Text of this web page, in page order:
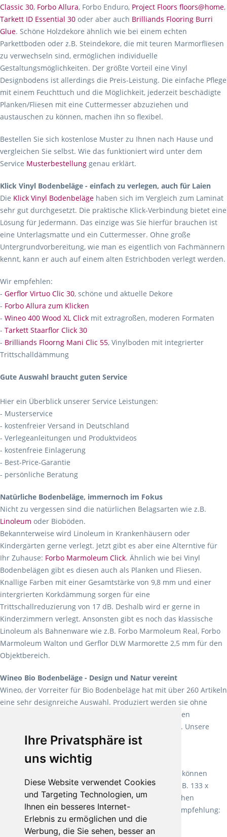
Ihre Privatsphäre ist
uns wichtig
Diese Website verwendet Cookies
und Targeting Technologien, um
Ihnen ein besseres Internet-
Erlebnis zu ermöglichen und die
Werbung, die Sie sehen, besser an
Classic 30, Forbo Allura, Forbo Enduro, Project Floors floors@home,
Tarkett ID Essential 30 oder aber auch Brilliands Flooring Burri
Glue. Schöne Holzdekore ähnlich wie bei einem echten
Parkettboden oder z.B. Steindekore, die mit teuren Marmorfliesen
zu verwechseln sind, ermöglichen individuelle
Gestaltungsmöglichkeiten. Der größte Vorteil eine Vinyl
Designbodens ist allerdings die Preis-Leistung. Die einfache Pflege
mit einem Feuchttuch und die Möglichkeit, jederzeit beschädigte
Planken/Fliesen mit eine Cuttermesser abzuziehen und
austauschen zu können, machen ihn so flexibel.
Bestellen Sie sich kostenlose Muster zu Ihnen nach Hause und
vergleichen Sie selbst. Wie das funktioniert wird unter dem
Service Musterbestellung genau erklärt.
Klick Vinyl Bodenbeläge - einfach zu verlegen, auch für Laien
Die Klick Vinyl Bodenbeläge haben sich im Vergleich zum Laminat
sehr gut durchgesetzt. Die praktische Klick-Verbindung bietet eine
Lösung für Jedermann. Das einzige was Sie hierfür brauchen ist
eine Unterlagsmatte und ein Cuttermesser. Ohne große
Untergrundvorbereitung, wie man es eigentlich von Fachmännern
kennt, kann er auch auf einem alten Estrichboden verlegt werden.
Wir empfehlen:
- Gerflor Virtuo Clic 30, schöne und aktuelle Dekore
- Forbo Allura zum Klicken
- Wineo 400 Wood XL Click mit extragroßen, moderen Formaten
- Tarkett Staarflor Click 30
- Brilliands Floorng Mani Clic 55, Vinylboden mit integrierter
Trittschalldämmung
Gute Auswahl braucht guten Service
Hier ein Überblick unserer Service Leistungen:
- Musterservice
- kostenfreier Versand in Deutschland
- Verlegeanleitungen und Produktvideos
- kostenfreie Einlagerung
- Best-Price-Garantie
- persönliche Beratung
Natürliche Bodenbeläge, immernoch im Fokus
Nicht zu vergessen sind die natürlichen Belagsarten wie z.B.
Linoleum oder Bioböden.
Bekannterweise wird Linoleum in Krankenhäusern oder
Kindergärten gerne verlegt. Jetzt gibt es aber eine Alterntive für
Ihr Zuhause: Forbo Marmoleum Click. Ähnlich wie bei Vinyl
Bodenbelägen gibt es diesen auch als Planken und Fliesen.
Knallige Farben mit einer Gesamtstärke von 9,8 mm und einer
intergrierten Korkdämmung sorgen für eine
Trittschallreduzierung von 17 dB. Deshalb wird er gerne in
Kinderzimmern verlegt. Ansonsten gibt es noch das klassische
Linoleum als Bahnenware wie z.B. Forbo Marmoleum Real, Forbo
Marmoleum Walton und Gerflor DLW Marmorette 2,5 mm für den
Objektbereich.
Wineo Bio Bodenbeläge - Design und Natur vereint
Wineo, der Vorreiter für Bio Bodenbeläge hat mit über 260 Artikeln
eine sehr designreiche Auswahl. Produziert werden sie ohne
Weichmacher und Lösungsmittel. Mit allen verfügbaren
Verlegearten ist er für jegliche Bauvorhaben attraktiv. Unsere
Empfehlung:Wineo 1000 Multi Layer XXL.
Teppiche für ein angenehmes Laufgefühl
machen es schon lange vor. Sie können
Teppich in Ihrem gewünschten Sondermaß kaufen, z.B. 133 x
60cm. Vor allem in Schlafzimmern aufgrund der weichen
Oberfläche ein sehr beliebter Zusatzboden. Unsere Empfehlung:
Fletco Fluffy und Fletco Hermelin